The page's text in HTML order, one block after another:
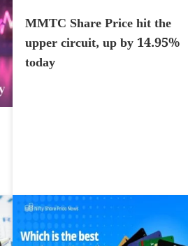
MMTC Share Price hit the
upper circuit, up by 14.95%
today